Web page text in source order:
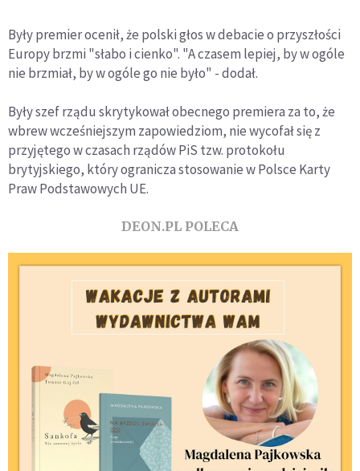
Były premier ocenił, że polski głos w debacie o przyszłości
Europy brzmi "słabo i cienko". "A czasem lepiej, by w ogóle
nie brzmiał, by w ogóle go nie było" - dodał.
Były szef rządu skrytykował obecnego premiera za to, że
wbrew wcześniejszym zapowiedziom, nie wycofał się z
przyjętego w czasach rządów PiS tzw. protokołu
brytyjskiego, który ogranicza stosowanie w Polsce Karty
Praw Podstawowych UE.
DEON.PL POLECA